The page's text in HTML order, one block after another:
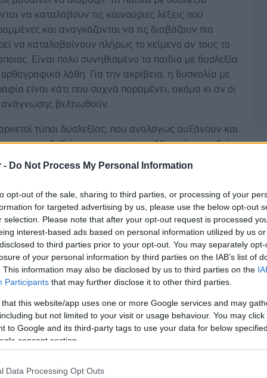
- Do Not Process My Personal Information
opt-out of the sale, sharing to third parties, or processing of your
for targeted advertising by us, please use the below opt-out
selection. Please note that after your opt-out request is processed
interest-based ads based on personal information utilized by us
to third parties prior to your opt-out. You may separately
of your personal information by third parties on the IAB’s list of
This information may also be disclosed by us to third parties on the
Participants that may further disclose it to other third parties.
that this website/app uses one or more Google services and may
but not limited to your visit or usage behaviour. You may
to Google and its third-party tags to use your data for below
consent section.
Data Processing Opt Outs
να καταλάβουν τις καινούριες λέξεις που
και αναγκάζονται να τις διαβάζουν πιο
να καταλαβαίνουν πλήρως το κείμενο αν τους το
Είναι πολύ συνηθισμένο τα παιδιά με δυσλεξία
λάθη. Για την ακρίβεια, η δυσκολία με
είναι κάτι που συχνά παραμένει, ακόμα κι αν οι
ανάγνωσης βελτιωθούν.
τύποι δυσλεξίας, που αναλόγως αυξάνουν και
της στις δεξιότητες του ατόμου. Μπορεί τα παιδιά
να καταλάβουν γρήγορα τα γράμματα, ή και
κάποια απλή εξέταση για τη δυσλεξία, αλλά οι
διάφορα τεστ για να καταλάβουν αν ένα
Παρ’ όλα αυτά, δεν αρκεί μόνο η διάγνωση της
αλλά και ο προσδιορισμός των συγκεκριμένων
αντιμετωπίζει το παιδί λόγω της δυσλεξίας του.
είναι η κατανόηση του συγκεκριμένου τύπου
αντιμετωπίζει το παιδί, τόσο στοχευμένη και
θα είναι η καθοδήγηση που θα λάβει.
η δυσλεξία;
για τη δυσλεξία είναι ένα ειδικά